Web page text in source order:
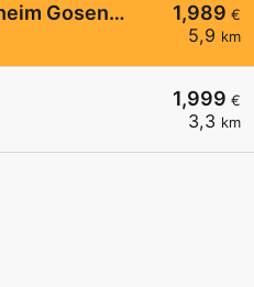
1,989 €
5,9 km
Sprint Berlin-Mueggelheim Gosener Damm
1,999 €
3,3 km